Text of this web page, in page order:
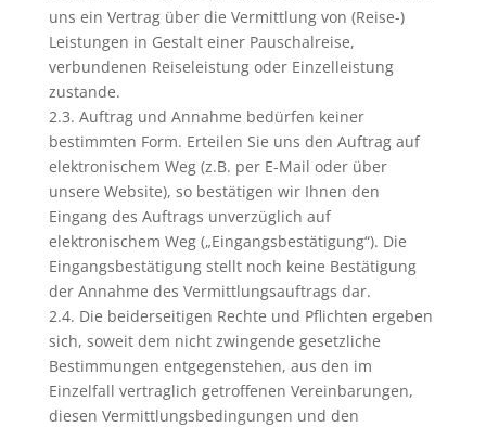
uns ein Vertrag über die Vermittlung von (Reise-)
Leistungen in Gestalt einer Pauschalreise,
verbundenen Reiseleistung oder Einzelleistung
zustande.
2.3. Auftrag und Annahme bedürfen keiner
bestimmten Form. Erteilen Sie uns den Auftrag auf
elektronischem Weg (z.B. per E-Mail oder über
unsere Website), so bestätigen wir Ihnen den
Eingang des Auftrags unverzüglich auf
elektronischem Weg („Eingangsbestätigung“). Die
Eingangsbestätigung stellt noch keine Bestätigung
der Annahme des Vermittlungsauftrags dar.
2.4. Die beiderseitigen Rechte und Pflichten ergeben
sich, soweit dem nicht zwingende gesetzliche
Bestimmungen entgegenstehen, aus den im
Einzelfall vertraglich getroffenen Vereinbarungen,
diesen Vermittlungsbedingungen und den